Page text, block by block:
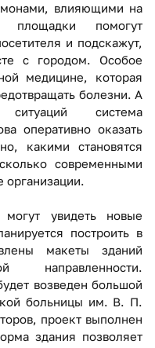
влияющими на
площадки помогут
и подскажут,
с городом. Особое
медицине, которая
болезни. А
система
оперативно оказать
какими становятся
современными
организации.
могут увидеть новые
построить в
макеты зданий
направленности.
возведен большой
больницы им. В. П.
проект выполнен
здания позволяет